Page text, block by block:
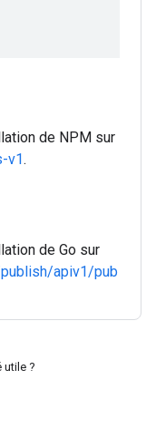
de NPM sur
v1.
de Go sur
apiv1/pub
utile ?